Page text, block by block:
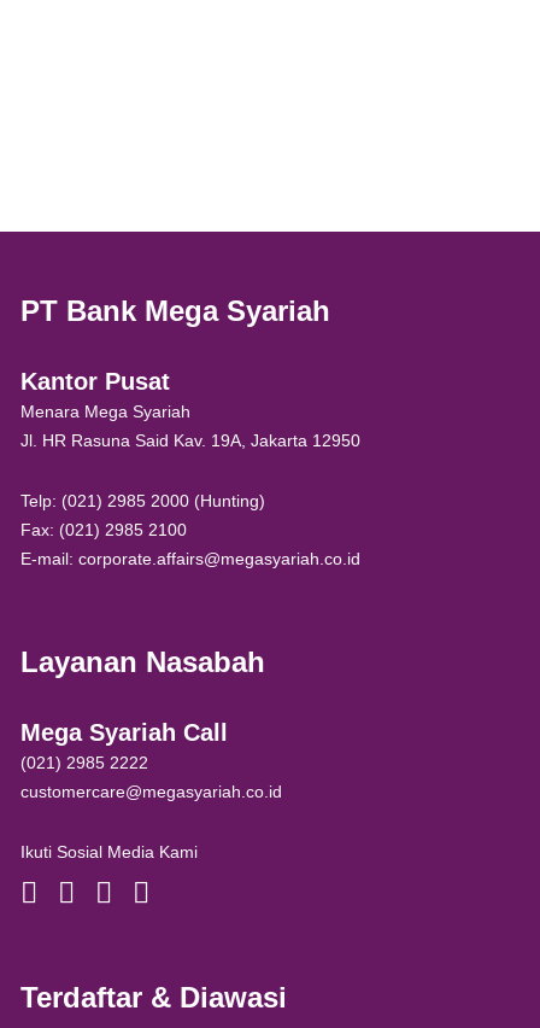
PT Bank Mega Syariah
Kantor Pusat
Menara Mega Syariah
Jl. HR Rasuna Said Kav. 19A, Jakarta 12950
Telp: (021) 2985 2000 (Hunting)
Fax: (021) 2985 2100
E-mail: corporate.affairs@megasyariah.co.id
Layanan Nasabah
Mega Syariah Call
(021) 2985 2222
customercare@megasyariah.co.id
Ikuti Sosial Media Kami
Terdaftar & Diawasi